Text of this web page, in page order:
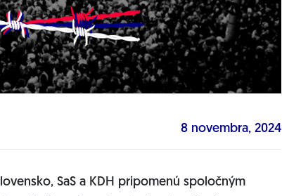
8 novembra, 2024
SaS a KDH pripomenú spoločným